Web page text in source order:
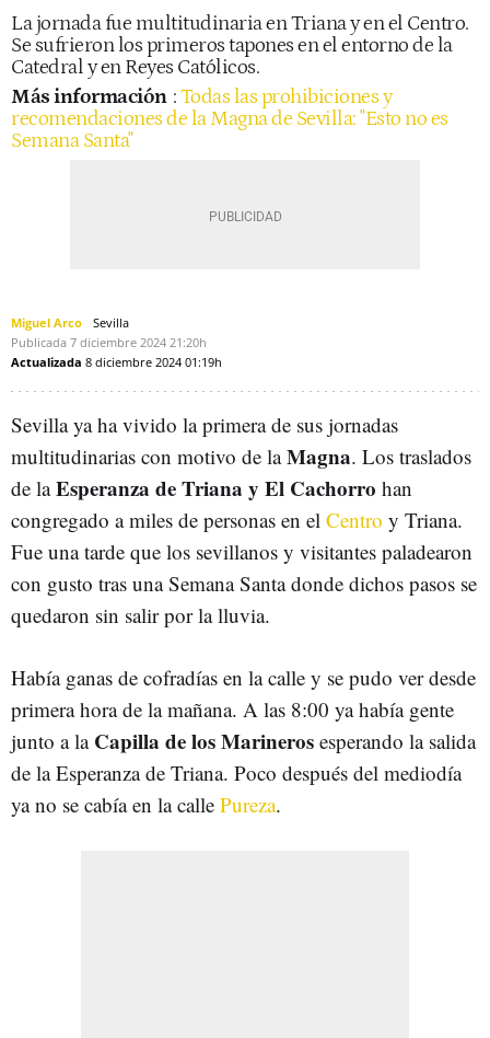
La jornada fue multitudinaria en Triana y en el Centro.
Se sufrieron los primeros tapones en el entorno de la
Catedral y en Reyes Católicos.
Más información :Todas las prohibiciones y
recomendaciones de la Magna de Sevilla: "Esto no es
Semana Santa"
Miguel Arco
Sevilla
Publicada 7 diciembre 2024 21:20h
Actualizada 8 diciembre 2024 01:19h
Sevilla ya ha vivido la primera de sus jornadas
multitudinarias con motivo de laMagna. Los traslados
de laEsperanza de Triana y El Cachorro han
congregado a miles de personas en el Centro y Triana.
Fue una tarde que los sevillanos y visitantes paladearon
con gusto tras una Semana Santa donde dichos pasos se
quedaron sin salir por la lluvia.
Había ganas de cofradías en la calle y se pudo ver desde
primera hora de la mañana. A las 8:00 ya había gente
junto a la Capilla de los Marineros esperando la salida
de la Esperanza de Triana. Poco después del mediodía
ya no se cabía en la calle Pureza.